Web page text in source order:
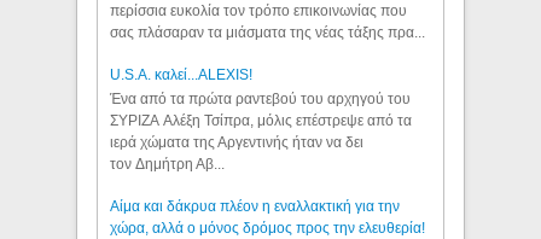
περίσσια ευκολία τον τρόπο επικοινωνίας που
σας πλάσαραν τα μιάσματα της νέας τάξης πρα...
U.S.A. καλεί...ALEXIS!
Ένα από τα πρώτα ραντεβού του αρχηγού του
ΣΥΡΙΖΑ Αλέξη Τσίπρα, μόλις επέστρεψε από τα
ιερά χώματα της Αργεντινής ήταν να δει
τον Δημήτρη Αβ...
Αίμα και δάκρυα πλέον η εναλλακτική για την
χώρα, αλλά ο μόνος δρόμος προς την ελευθερία!